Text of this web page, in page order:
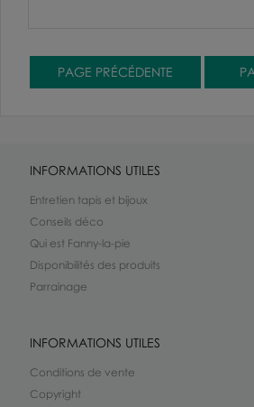
INFORMATIONS UTILES
Entretien tapis et bijoux
Conseils déco
Qui est Fanny-la-pie
Disponibilités des produits
Parrainage
INFORMATIONS UTILES
Conditions de vente
Copyright